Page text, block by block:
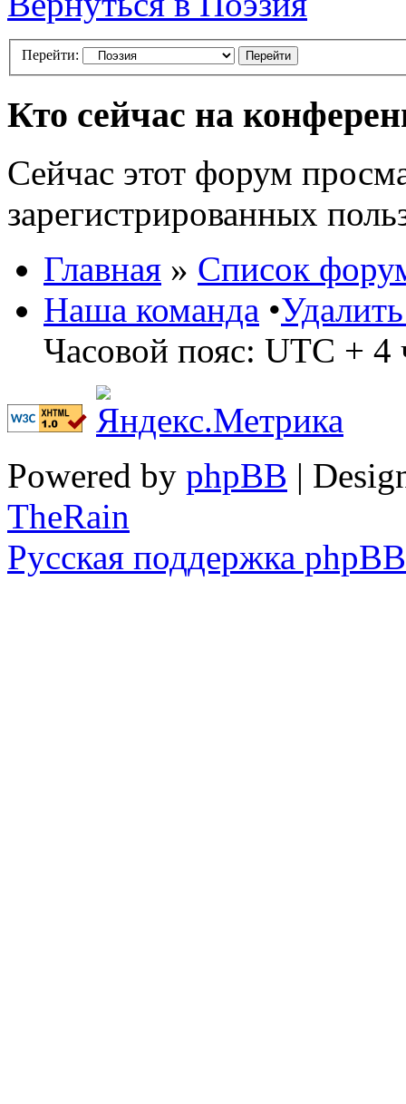
Перейти:
Кто сейчас на
Сейчас этот форум
зарегистрированных
Главная » Список
Наша команда •
Часовой пояс: UTC + 4
Powered by phpBB |
TheRain
Русская поддержка phpBB